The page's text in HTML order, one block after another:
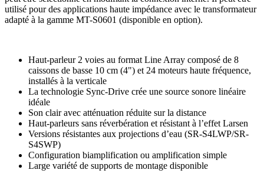
utilisé pour des applications haute impédance avec le transformateur
adapté à la gamme MT-S0601 (disponible en option).
Haut-parleur 2 voies au format Line Array composé de 8
caissons de basse 10 cm (4") et 24 moteurs haute fréquence,
installés à la verticale
La technologie Sync-Drive crée une source sonore linéaire
idéale
Son clair avec atténuation réduite sur la distance
Haut-parleurs sans réverbération et résistant à l’effet Larsen
Versions résistantes aux projections d’eau (SR-S4LWP/SR-
S4SWP)
Configuration biamplification ou amplification simple
Large variété de supports de montage disponible